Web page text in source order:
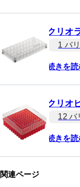
クリオ
1 バ
続きを
クリオ
12 バ
続きを
関連ページ